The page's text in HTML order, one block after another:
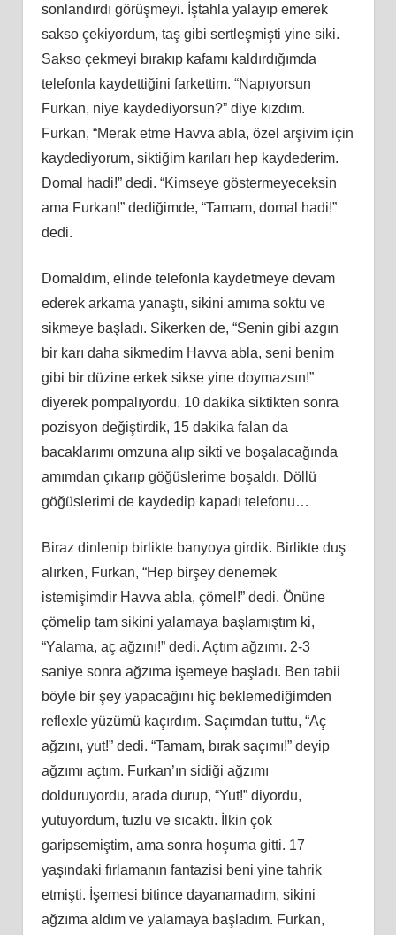
sonlandırdı görüşmeyi. İştahla yalayıp emerek
sakso çekiyordum, taş gibi sertleşmişti yine siki.
Sakso çekmeyi bırakıp kafamı kaldırdığımda
telefonla kaydettiğini farkettim. “Napıyorsun
Furkan, niye kaydediyorsun?” diye kızdım.
Furkan, “Merak etme Havva abla, özel arşivim için
kaydediyorum, siktiğim karıları hep kaydederim.
Domal hadi!” dedi. “Kimseye göstermeyeceksin
ama Furkan!” dediğimde, “Tamam, domal hadi!”
dedi.
Domaldım, elinde telefonla kaydetmeye devam
ederek arkama yanaştı, sikini amıma soktu ve
sikmeye başladı. Sikerken de, “Senin gibi azgın
bir karı daha sikmedim Havva abla, seni benim
gibi bir düzine erkek sikse yine doymazsın!”
diyerek pompalıyordu. 10 dakika siktikten sonra
pozisyon değiştirdik, 15 dakika falan da
bacaklarımı omzuna alıp sikti ve boşalacağında
amımdan çıkarıp göğüslerime boşaldı. Döllü
göğüslerimi de kaydedip kapadı telefonu…
Biraz dinlenip birlikte banyoya girdik. Birlikte duş
alırken, Furkan, “Hep birşey denemek
istemişimdir Havva abla, çömel!” dedi. Önüne
çömelip tam sikini yalamaya başlamıştım ki,
“Yalama, aç ağzını!” dedi. Açtım ağzımı. 2-3
saniye sonra ağzıma işemeye başladı. Ben tabii
böyle bir şey yapacağını hiç beklemediğimden
reflexle yüzümü kaçırdım. Saçımdan tuttu, “Aç
ağzını, yut!” dedi. “Tamam, bırak saçımı!” deyip
ağzımı açtım. Furkan’ın sidiği ağzımı
dolduruyordu, arada durup, “Yut!” diyordu,
yutuyordum, tuzlu ve sıcaktı. İlkin çok
garipsemiştim, ama sonra hoşuma gitti. 17
yaşındaki fırlamanın fantazisi beni yine tahrik
etmişti. İşemesi bitince dayanamadım, sikini
ağzıma aldım ve yalamaya başladım. Furkan,